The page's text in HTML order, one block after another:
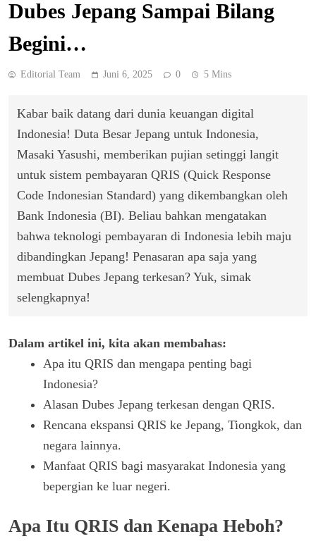
Dubes Jepang Sampai Bilang
Begini…
Editorial Team Juni 6, 2025 0 5 Mins
Kabar baik datang dari dunia keuangan digital
Indonesia! Duta Besar Jepang untuk Indonesia,
Masaki Yasushi, memberikan pujian setinggi langit
untuk sistem pembayaran QRIS (Quick Response
Code Indonesian Standard) yang dikembangkan oleh
Bank Indonesia (BI). Beliau bahkan mengatakan
bahwa teknologi pembayaran di Indonesia lebih maju
dibandingkan Jepang! Penasaran apa saja yang
membuat Dubes Jepang terkesan? Yuk, simak
selengkapnya!
Dalam artikel ini, kita akan membahas:
Apa itu QRIS dan mengapa penting bagi
Indonesia?
Alasan Dubes Jepang terkesan dengan QRIS.
Rencana ekspansi QRIS ke Jepang, Tiongkok, dan
negara lainnya.
Manfaat QRIS bagi masyarakat Indonesia yang
bepergian ke luar negeri.
Apa Itu QRIS dan Kenapa Heboh?